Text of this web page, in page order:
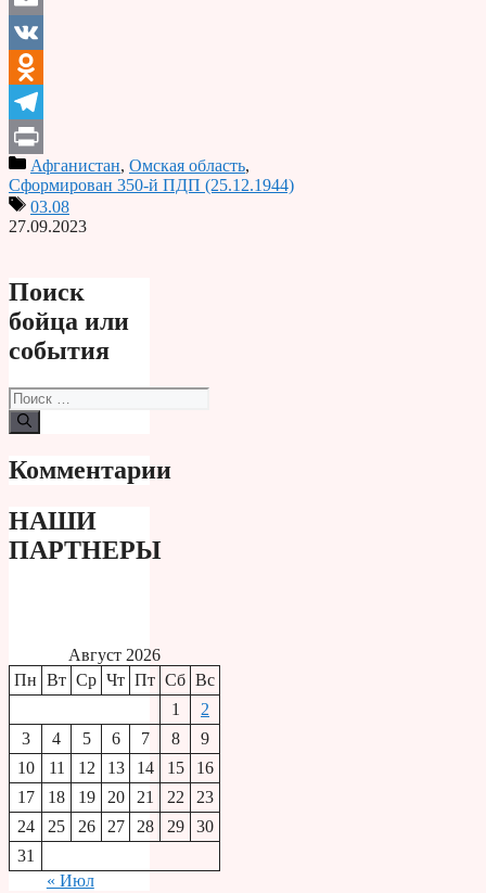
Email
VK
Odnoklassniki
Telegram
PrintАфганистан, Омская область,
Сформирован 350-й ПДП (25.12.1944)
03.08
27.09.2023
Поиск
бойца или
события
Поиск:
Комментарии
НАШИ
ПАРТНЕРЫ
Август 2026
Пн Вт Ср Чт Пт Сб Вс
1
2
3
4 5 6 7 8
9
10
11 12 13 14 15
16
17
18 19 20 21 22
23
24
25 26 27 28 29
30
31
« Июл